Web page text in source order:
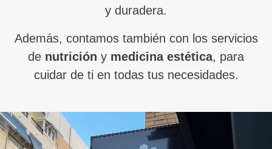
y duradera.
Además, contamos también con los servicios
de nutrición y medicina estética, para
cuidar de ti en todas tus necesidades.